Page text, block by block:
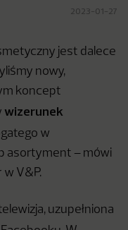
2023-01-27
jest dalece
nowy,
koncept
wizerunek
w
asortyment – mówi
V&P.
uzupełniona